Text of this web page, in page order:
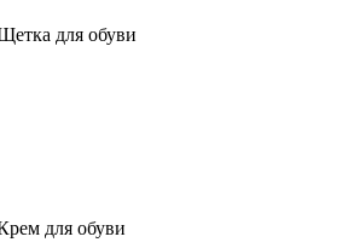
для обуви
для обуви